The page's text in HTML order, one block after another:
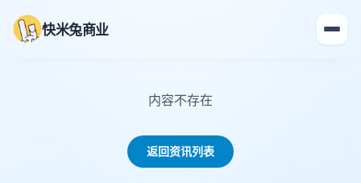
快米兔商业
内容不存在
返回资讯列表